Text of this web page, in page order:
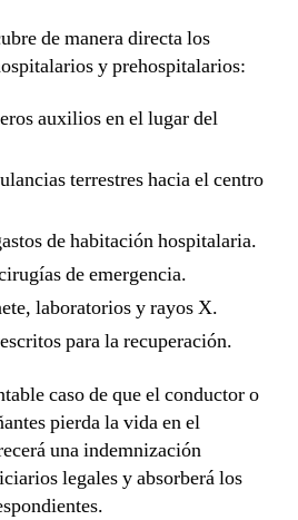
de manera directa los
y prehospitalarios:
auxilios en el lugar del
terrestres hacia el centro
de habitación hospitalaria.
de emergencia.
laboratorios y rayos X.
para la recuperación.
caso de que el conductor o
pierda la vida en el
una indemnización
legales y absorberá los